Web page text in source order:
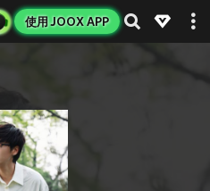
使用 JOOX APP